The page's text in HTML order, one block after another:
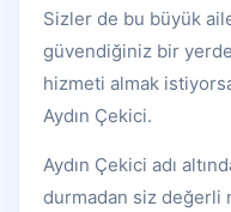
Sizler de bu büyük
güvendiğiniz bir
hizmeti almak
Aydın Çekici.
Aydın Çekici adı
durmadan siz değerli